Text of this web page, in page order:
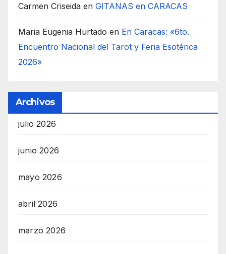
Carmen Criseida en GITANAS en CARACAS
Maria Eugenia Hurtado en En Caracas: «6to.
Encuentro Nacional del Tarot y Feria Esotérica
2026»
Archivos
julio 2026
junio 2026
mayo 2026
abril 2026
marzo 2026